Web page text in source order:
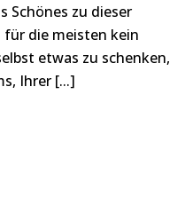
Schönes zu dieser
für die meisten kein
etwas zu schenken,
Ihrer [...]